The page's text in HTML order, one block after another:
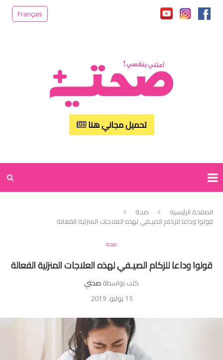
Français
تحميل مجاني هنا
الصفحة الرئيسية صحة
قولوا وداعا للزكام الصيـفي لهذه العلاجات المنزلية الفعالة
صحة
قولوا وداعا للزكام الصيـفي لهذه العلاجات المنزلية الفعالة
كتب بواسطةصحتي
15 يوليو، 2019